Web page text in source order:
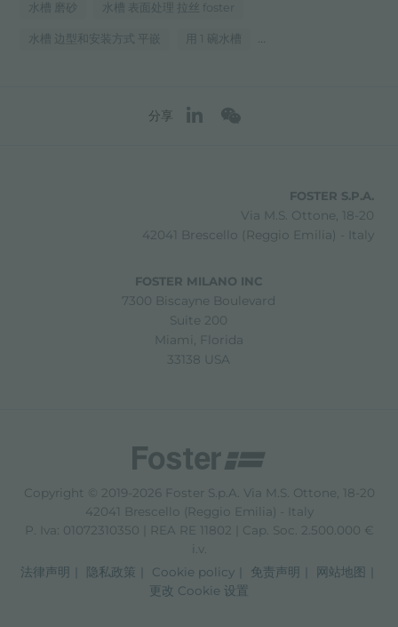
水槽 磨砂 水槽 表面处理 拉丝 foster
水槽 边型和安装方式 平嵌 用 1 碗水槽 ...
分享
FOSTER S.P.A.
Via M.S. Ottone, 18-20
42041 Brescello (Reggio Emilia) - Italy
FOSTER MILANO INC
7300 Biscayne Boulevard
Suite 200
Miami, Florida
33138 USA
Copyright © 2019-2026 Foster S.p.A. Via M.S. Ottone, 18-20
42041 Brescello (Reggio Emilia) - Italy
P. Iva: 01072310350 | REA RE 11802 | Cap. Soc. 2.500.000 €
i.v.
法律声明
隐私政策 Cookie policy 免责声明
网站地图
更改 Cookie 设置